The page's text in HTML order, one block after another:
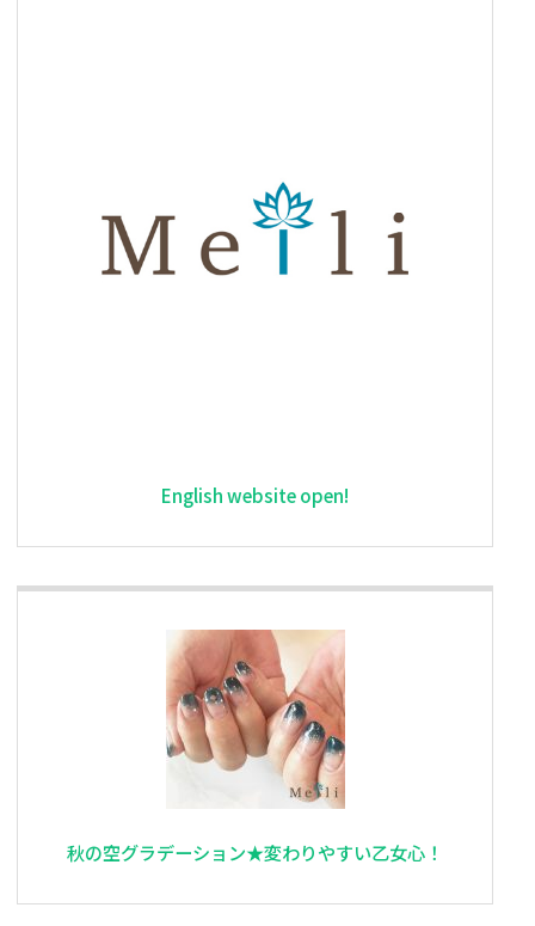
English website open!
秋の空グラデーション★変わりやすい乙女心！